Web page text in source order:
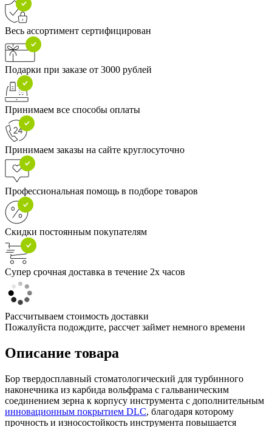
Весь ассортимент сертифицирован
Подарки при заказе от 3000 рублей
Принимаем все способы оплаты
Принимаем заказы на сайте круглосуточно
Профессиональная помощь в подборе товаров
Скидки постоянным покупателям
Супер срочная доставка в течение 2х часов
Рассчитываем стоимость доставки
Пожалуйста подождите, рассчет займет немного времени
Описание товара
Бор твердосплавный стоматологический для турбинного
наконечника из карбида вольфрама с гальваническим
соединением зерна к корпусу инструмента с дополнительным
инновационным покрытием DLC, благодаря которому
прочность и износостойкость инструмента повышается